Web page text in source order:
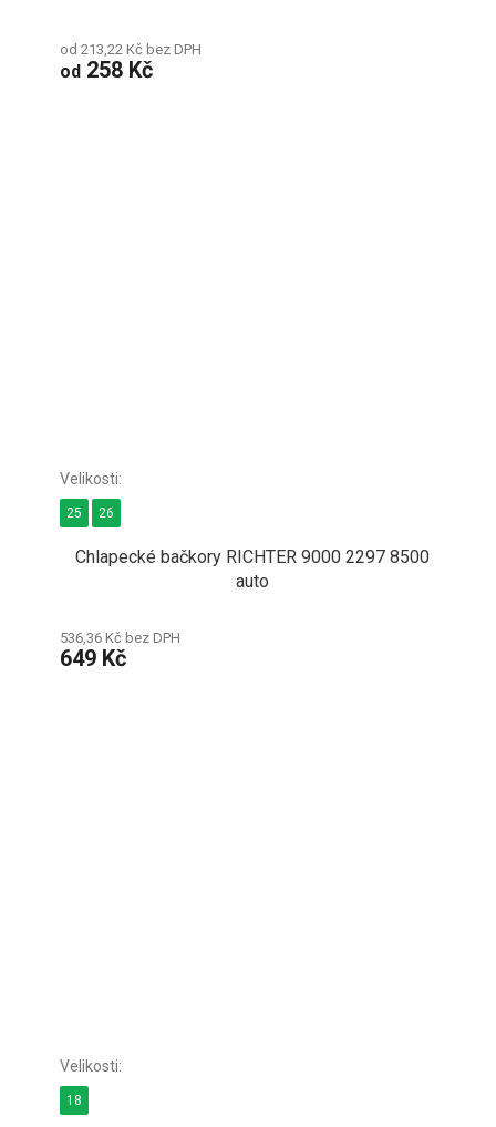
od 213,22 Kč bez DPH
od 258 Kč
Chlapecké bačkory RICHTER 9000 2297 8500
auto
536,36 Kč bez DPH
649 Kč
25 26
18